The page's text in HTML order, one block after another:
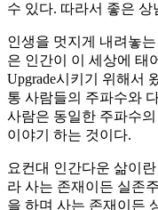
수 있다. 따라서 좋은
인생을 멋지게 내려놓
은 인간이 이 세상에 태
Upgrade시키기 위해서
통 사람들의 주파수와
사람은 동일한 주파수
이야기 하는 것이다.
요컨대 인간다운 삶이
라 사는 존재이든 실존
을 하며 사는 존재이든